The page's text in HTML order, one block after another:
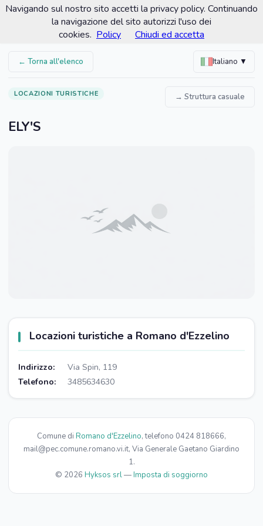
Comune di Romano d'Ezzelino
Portale turistico ufficiale
← Torna all'elenco Italiano ▼
LOCAZIONI TURISTICHE → Struttura casuale
ELY'S
Locazioni turistiche a Romano d'Ezzelino
Indirizzo:
Via Spin, 119
Telefono:
3485634630
Comune di Romano d'Ezzelino, telefono 0424 818666,
mail@pec.comune.romano.vi.it, Via Generale Gaetano Giardino
1.
© 2026 Hyksos srl—Imposta di soggiorno
Navigando sul nostro sito accetti la privacy policy. Continuando
la navigazione del sito autorizzi l'uso dei
cookies. Policy Chiudi ed accetta